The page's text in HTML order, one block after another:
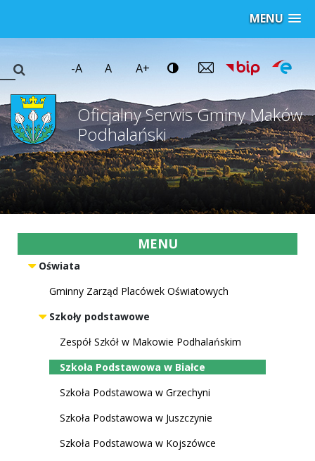
MENU
Oficjalny Serwis Gminy Maków
Podhalański
-A A A+
MENU
Oświata
Gminny Zarząd Placówek Oświatowych
Szkoły podstawowe
Zespół Szkół w Makowie Podhalańskim
Szkoła Podstawowa w Białce
Szkoła Podstawowa w Grzechyni
Szkoła Podstawowa w Juszczynie
Szkoła Podstawowa w Kojszówce